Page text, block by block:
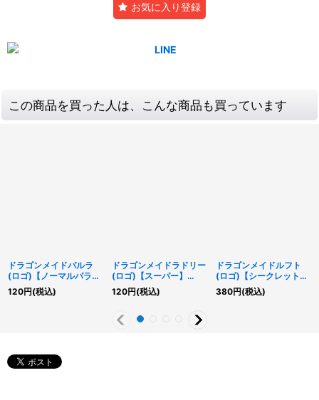
お気に入り登録
この商品を買った人は、こんな商品も買っています
ドラゴンメイドパルラ
(ロゴ)【ノーマルパラレ
ル】{QCTB-JP009}
《モンスター》
120円(税込)
ドラゴンメイドラドリー
(ロゴ)【スーパー】
{QCTB-JP005}《モン
スター》
120円(税込)
ドラゴンメイドルフト
(ロゴ)【シークレット】
{QCTB-JP010}《モン
スター》
380円(税込)